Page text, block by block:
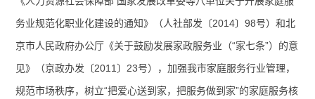
务业规范化职业化建设的通知》（人社部发〔2014〕98号）和北
京市人民政府办公厅《关于鼓励发展家政服务业（“家七条”）的意
见》（京政办发〔2011〕 23号），加强我市家庭服务行业管理，
规范市场秩序，树立“把爱心送到家，把服务做到家”的家庭服务核